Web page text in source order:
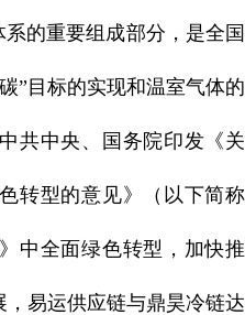
的重要组成部分，是全国
”目标的实现和温室气体的
共中央、国务院印发《关
转型的意见》（以下简称
中全面绿色转型，加快推
，易运供应链与鼎昊冷链达